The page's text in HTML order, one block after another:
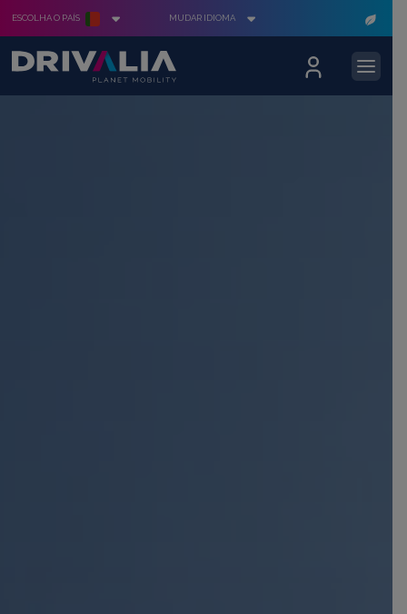
ESCOLHA O PAÍS MUDAR IDIOMA
Poupe já